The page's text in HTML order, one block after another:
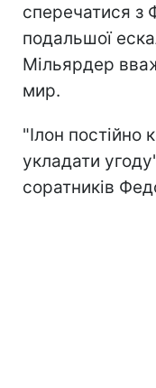
сперечатися з
подальшої
Мільярдер
мир.
"Ілон
укладати
соратників